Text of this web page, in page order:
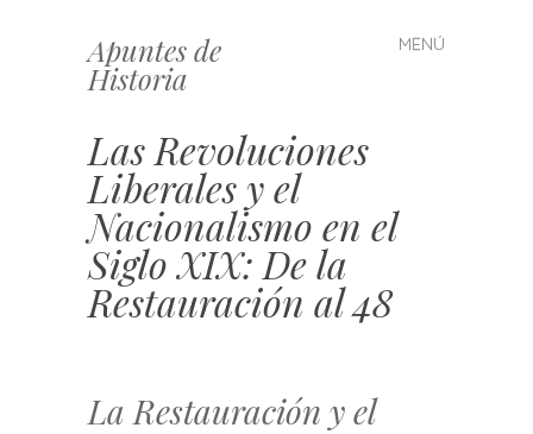
Apuntes de
Historia
MENÚ
Saltar
al
Las Revoluciones
Liberales y el
Nacionalismo en el
Siglo XIX: De la
Restauración al 48
La Restauración y el